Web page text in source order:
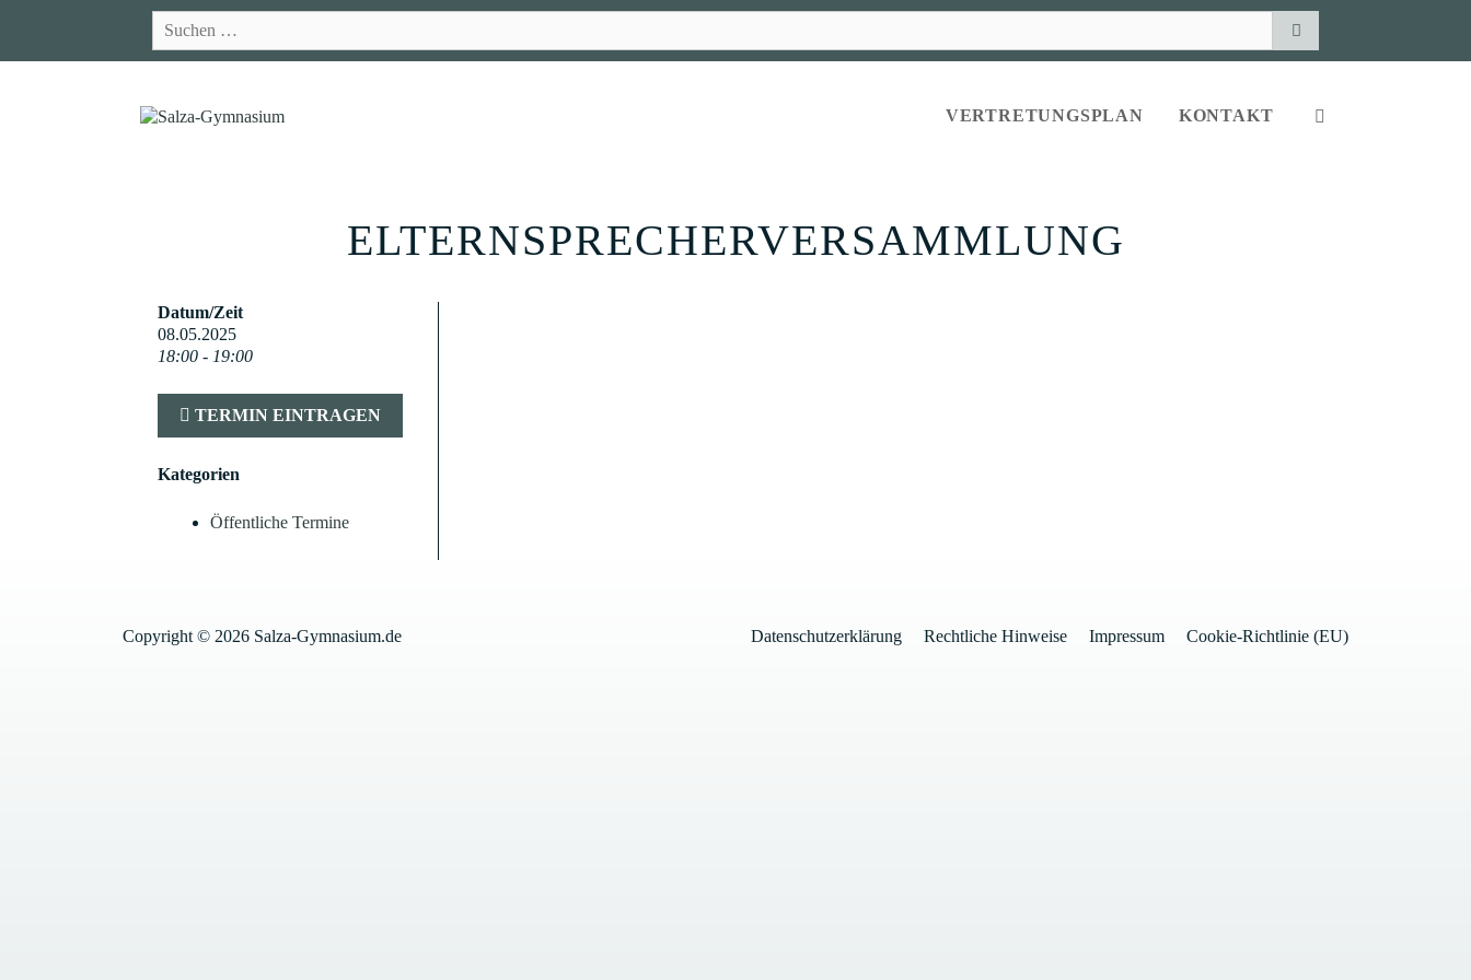
nach:
VERTRETUNGSPLAN KONTAKT
ELTERNSPRECHERVERSAMMLUNG
Datum/Zeit
08.05.2025
18:00 - 19:00
TERMIN EINTRAGEN
Kategorien
Öffentliche Termine
Datenschutzerklärung Rechtliche Hinweise Impressum Cookie-Richtlinie (EU)
Copyright © 2026 Salza-Gymnasium.de